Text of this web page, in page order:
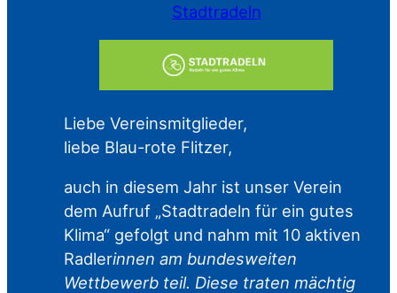
Stadtradeln
Liebe Vereinsmitglieder,
liebe Blau-rote Flitzer,
auch in diesem Jahr ist unser Verein
dem Aufruf „Stadtradeln für ein gutes
Klima“ gefolgt und nahm mit 10 aktiven
Radlerinnen am bundesweiten
Wettbewerb teil. Diese traten mächtig